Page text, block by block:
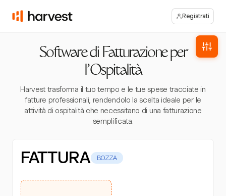
Registrati
Software di Fatturazione per
l'Ospitalità
Harvest trasforma il tuo tempo e le tue spese tracciate in
fatture professionali, rendendolo la scelta ideale per le
attività di ospitalità che necessitano di una fatturazione
semplificata.
FATTURA BOZZA